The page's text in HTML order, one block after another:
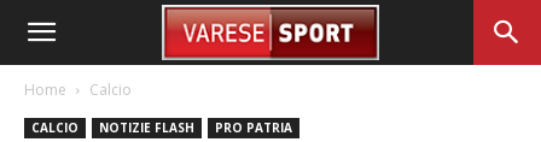
Home Calcio
CALCIO NOTIZIE FLASH PRO PATRIA